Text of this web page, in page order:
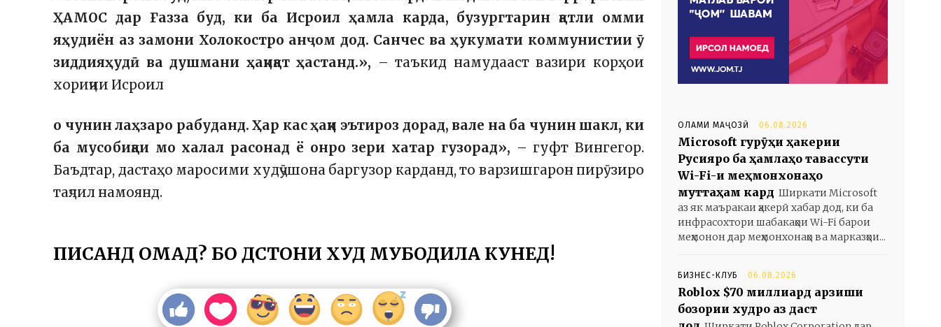
ҲАМОС дар Ғазза буд, ки ба Исроил ҳамла карда, бузургтарин қатли омми
яҳудиён аз замони Холокостро анҷом дод. Санчес ва ҳукумати коммунистии ӯ
зиддияҳудӣ ва душмани ҳақиқат ҳастанд.», – таъкид намудааст вазири корҳои
хориҷии Исроил
о чунин лаҳзаро рабуданд. Ҳар кас ҳаққи эътироз дорад, вале на ба чунин шакл, ки
ба мусобиқаи мо халал расонад ё онро зери хатар гузорад», – гуфт Вингегор.
Баъдтар, дастаҳо маросими худҷӯшона баргузор карданд, то варзишгарон пирӯзиро
таҷлил намоянд.
ПИСАНД ОМАД? БО ДӮСТОНИ ХУД МУБОДИЛА КУНЕД!
ОЛАМИ МАҶОЗӢ 06.08.2026
Microsoft гурӯҳи ҳакерии
Русияро ба ҳамлаҳо тавассути
Wi-Fi-и меҳмонхонаҳо
муттаҳам кард Ширкати Microsoft
аз як маъракаи ҳакерӣ хабар дод, ки ба
инфрасохтори шабакаҳои Wi-Fi барои
меҳмонон дар меҳмонхонаҳо ва марказҳои...
БИЗНЕС-КЛУБ 06.08.2026
Roblox $70 миллиард арзиши
бозории худро аз даст